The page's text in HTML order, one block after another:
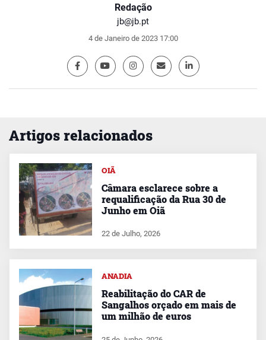
Redação
jb@jb.pt
4 de Janeiro de 2023 17:00
Artigos relacionados
OIÃ
Câmara esclarece sobre a
requalificação da Rua 30 de
Junho em Oiã
22 de Julho, 2026
ANADIA
Reabilitação do CAR de
Sangalhos orçado em mais de
um milhão de euros